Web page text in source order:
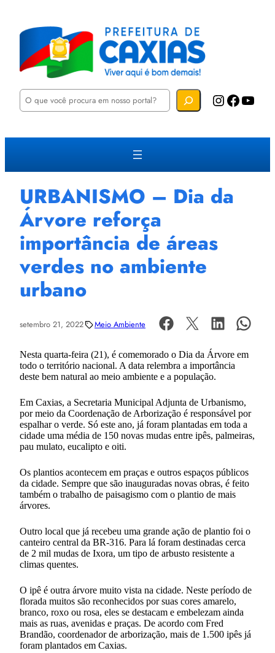
P
u
a
Instagram Facebook YouTube
URBANISMO – Dia da
Árvore reforça
importância de áreas
verdes no ambiente
urbano
setembro 21, 2022 Meio Ambiente
Nesta quarta-feira (21), é comemorado o Dia da Árvore em
todo o território nacional. A data relembra a importância
deste bem natural ao meio ambiente e a população.
Em Caxias, a Secretaria Municipal Adjunta de Urbanismo,
por meio da Coordenação de Arborização é responsável por
espalhar o verde. Só este ano, já foram plantadas em toda a
cidade uma média de 150 novas mudas entre ipês, palmeiras,
pau mulato, eucalipto e oiti.
Os plantios acontecem em praças e outros espaços públicos
da cidade. Sempre que são inauguradas novas obras, é feito
também o trabalho de paisagismo com o plantio de mais
árvores.
Outro local que já recebeu uma grande ação de plantio foi o
canteiro central da BR-316. Para lá foram destinadas cerca
de 2 mil mudas de Ixora, um tipo de arbusto resistente a
climas quentes.
O ipê é outra árvore muito vista na cidade. Neste período de
florada muitos são reconhecidos por suas cores amarelo,
branco, roxo ou rosa, eles se destacam e embelezam ainda
mais as ruas, avenidas e praças. De acordo com Fred
Brandão, coordenador de arborização, mais de 1.500 ipês já
foram plantados em Caxias.